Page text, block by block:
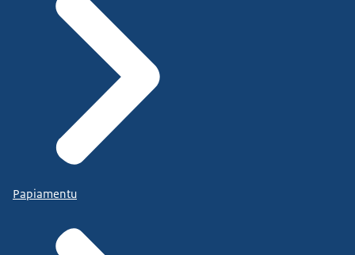
Papiamentu